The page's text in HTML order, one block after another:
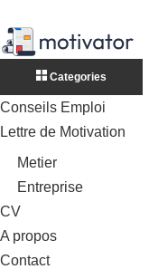
Categories
Conseils Emploi
Lettre de Motivation
Metier
Entreprise
CV
A propos
Contact